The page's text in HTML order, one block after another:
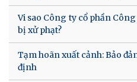
Vi sao Công ty cổ phần
bị xử phạt?
Tạm hoãn xuất cảnh: Bảo
định